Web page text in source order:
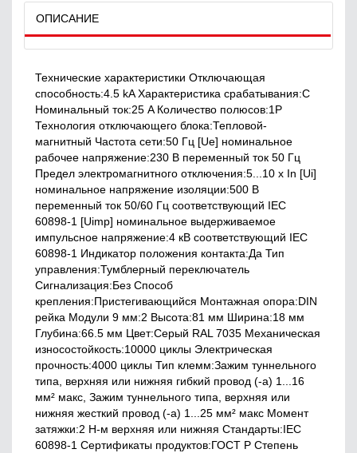
ОПИСАНИЕ
Технические характеристики Отключающая
способность:4.5 kA Характеристика срабатывания:C
Номинальный ток:25 A Количество полюсов:1P
Технология отключающего блока:Тепловой-
магнитный Частота сети:50 Гц [Ue] номинальное
рабочее напряжение:230 В переменный ток 50 Гц
Предел электромагнитного отключения:5...10 x In [Ui]
номинальное напряжение изоляции:500 В
переменный ток 50/60 Гц соответствующий IEC
60898-1 [Uimp] номинальное выдерживаемое
импульсное напряжение:4 кВ соответствующий IEC
60898-1 Индикатор положения контакта:Да Тип
управления:Тумблерный переключатель
Сигнализация:Без Способ
крепления:Пристегивающийся Монтажная опора:DIN
рейка Модули 9 мм:2 Высота:81 мм Ширина:18 мм
Глубина:66.5 мм Цвет:Серый RAL 7035 Механическая
износостойкость:10000 циклы Электрическая
прочность:4000 циклы Тип клемм:Зажим туннельного
типа, верхняя или нижняя гибкий провод (-а) 1...16
мм² макс, Зажим туннельного типа, верхняя или
нижняя жесткий провод (-а) 1...25 мм² макс Момент
затяжки:2 Н-м верхняя или нижняя Стандарты:IEC
60898-1 Сертификаты продуктов:ГОСТ Р Cтепень